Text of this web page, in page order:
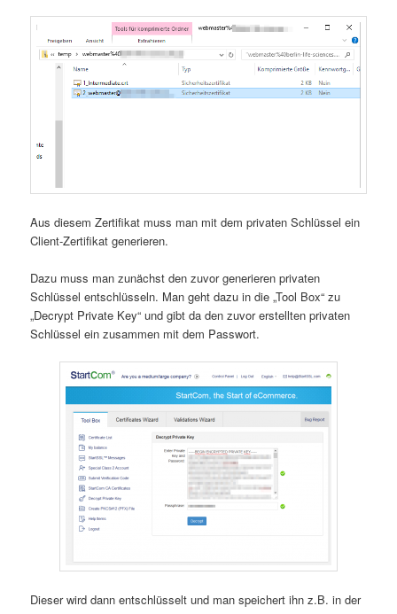
Aus diesem Zertifikat muss man mit dem privaten Schlüssel ein
Client-Zertifikat generieren.
Dazu muss man zunächst den zuvor generieren privaten
Schlüssel entschlüsseln. Man geht dazu in die „Tool Box“ zu
„Decrypt Private Key“ und gibt da den zuvor erstellten privaten
Schlüssel ein zusammen mit dem Passwort.
Dieser wird dann entschlüsselt und man speichert ihn z.B. in der